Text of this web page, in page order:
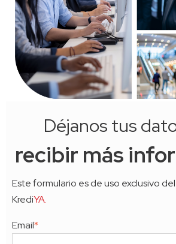
Déjanos tus
recibir más
Este formulario es de uso exclusivo
KrediYA.
Email*